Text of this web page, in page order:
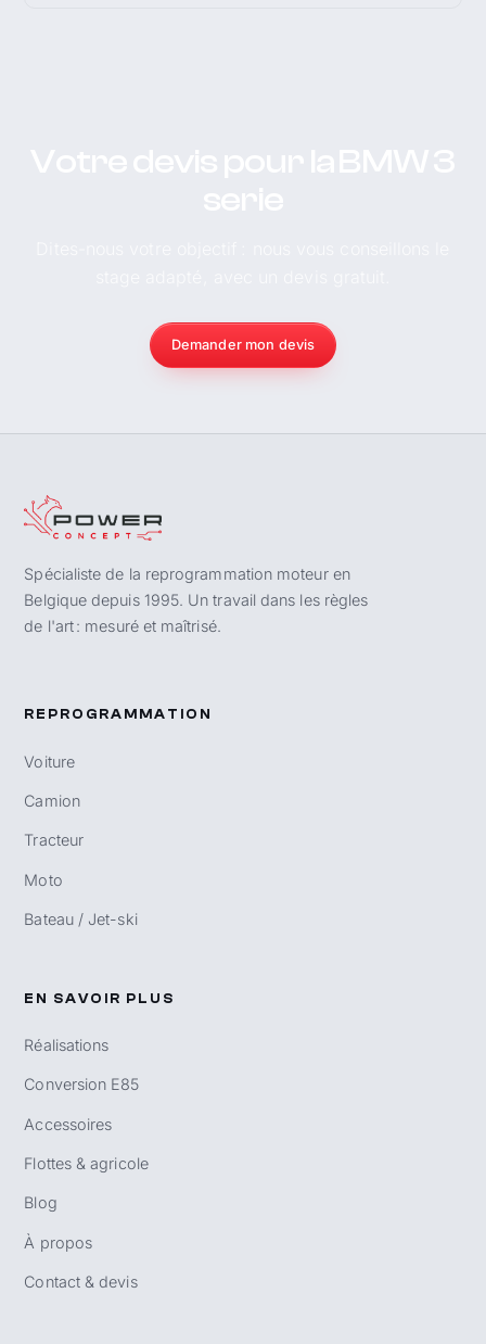
Demander mon devis
Spécialiste de la reprogrammation moteur en
Belgique depuis 1995. Un travail dans les règles
de l'art : mesuré et maîtrisé.
REPROGRAMMATION
Voiture
Camion
Tracteur
Moto
Bateau / Jet-ski
EN SAVOIR PLUS
Réalisations
Conversion E85
Accessoires
Flottes & agricole
Blog
À propos
Contact & devis